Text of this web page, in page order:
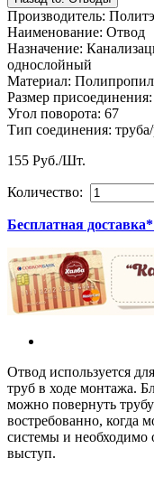
Производитель:
Наименование: Отвод
Назначение:
однослойный
Материал:
Размер присоединения:
Угол поворота: 67
Тип соединения:
155 Руб./Шт.
Количество:
Бесплатная
Отвод используется
труб в ходе монтажа.
можно повернуть
востребованно, когда
системы и необходимо
выступ.